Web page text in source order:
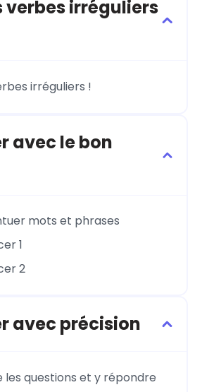
verbes irréguliers
irréguliers !
avec le bon
mots et phrases
1
2
avec précision
questions et y répondre